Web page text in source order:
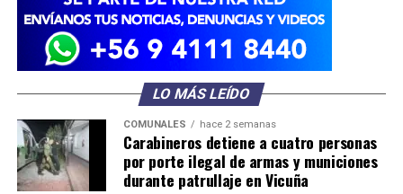
LO MÁS LEÍDO
COMUNALES hace 2 semanas
Carabineros detiene a cuatro personas
por porte ilegal de armas y municiones
durante patrullaje en Vicuña